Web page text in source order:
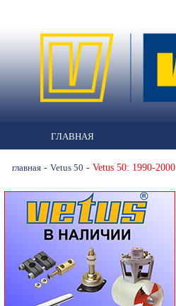
ГЛАВНАЯ
главная - Vetus 50 - Vetus 50: 1990-2000